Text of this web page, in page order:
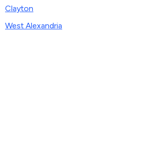
Clayton
West Alexandria